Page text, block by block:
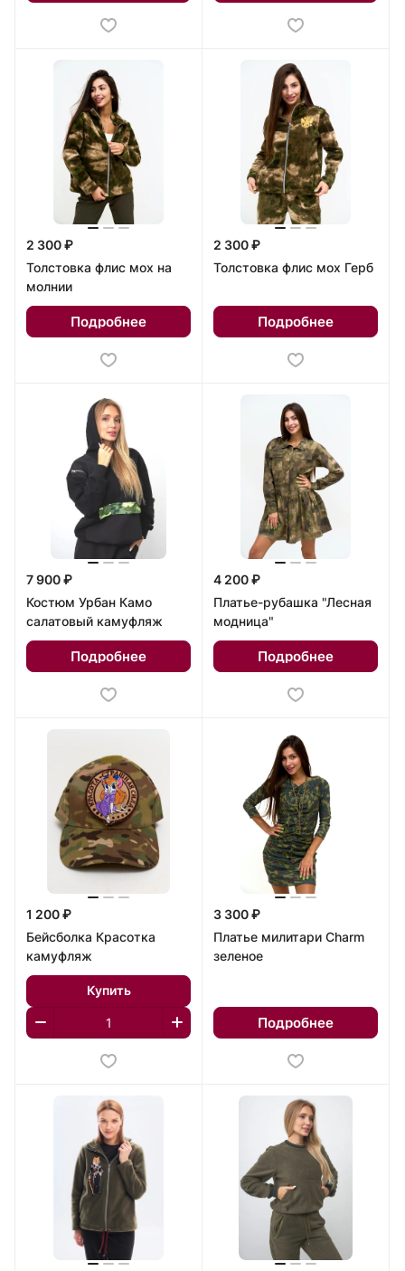
2 300 ₽
Толстовка флис мох на
молнии
Подробнее
2 300 ₽
Толстовка флис мох Герб
Подробнее
7 900 ₽
Костюм Урбан Камо
салатовый камуфляж
Подробнее
4 200 ₽
Платье-рубашка "Лесная
модница"
Подробнее
1 200 ₽
Бейсболка Красотка
камуфляж
Купить
3 300 ₽
Платье милитари Charm
зеленое
Подробнее